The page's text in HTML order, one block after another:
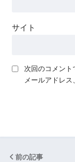
サイト
次回のコメント
メールアドレス
前の記事